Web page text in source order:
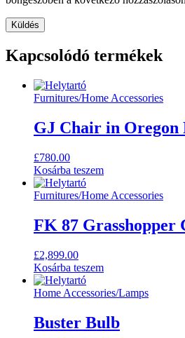
Kapcsolódó termékek
Furnitures/Home Accessories
GJ Chair in Oregon
£780.00
Kosárba teszem
Furnitures/Home Accessories
FK 87 Grasshopper
£2,899.00
Kosárba teszem
Home Accessories/Lamps
Buster Bulb